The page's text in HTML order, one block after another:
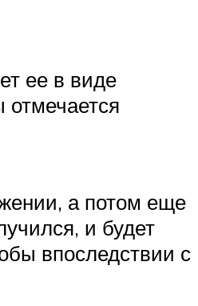
ее в виде
отмечается
а потом еще
и будет
впоследствии с